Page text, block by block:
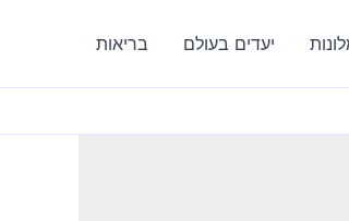
יעדים בעולם בריאות